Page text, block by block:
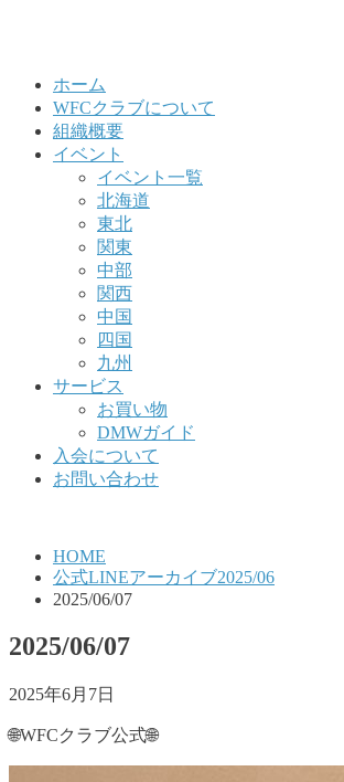
ホーム
WFCクラブについて
組織概要
イベント
イベント一覧
北海道
東北
関東
中部
関西
中国
四国
九州
サービス
お買い物
DMWガイド
入会について
お問い合わせ
HOME
公式LINEアーカイブ2025/06
2025/06/07
2025/06/07
2025年6月7日
🌐WFCクラブ公式🌐